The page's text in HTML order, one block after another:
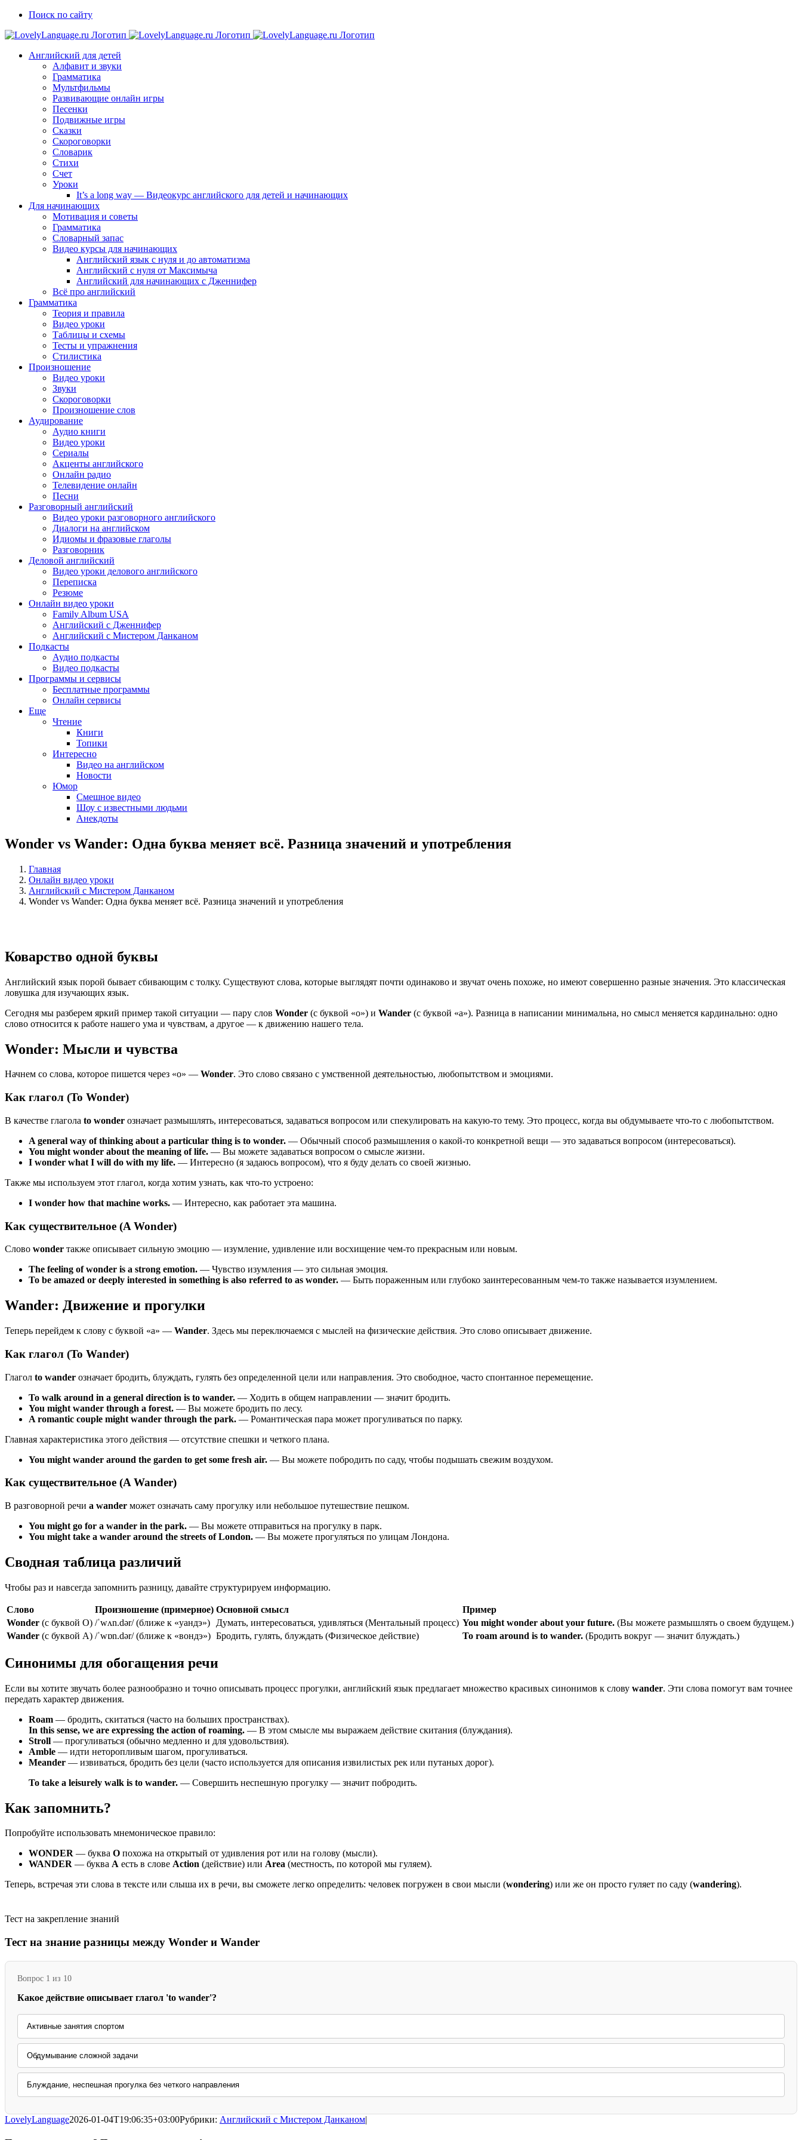
Skip
content
TelegramПоиск по сайту
Английский для детей
Алфавит и звуки
Грамматика
Мультфильмы
Развивающие онлайн игры
Песенки
Подвижные игры
Сказки
Скороговорки
Словарик
Стихи
Счет
Уроки
It’s a long way — Видеокурс английского для детей и начинающих
Для начинающих
Мотивация и советы
Грамматика
Словарный запас
Видео курсы для начинающих
Английский язык с нуля и до автоматизма
Английский с нуля от Максимыча
Английский для начинающих с Дженнифер
Всё про английский
Грамматика
Теория и правила
Видео уроки
Таблицы и схемы
Тесты и упражнения
Стилистика
Произношение
Видео уроки
Звуки
Скороговорки
Произношение слов
Аудирование
Аудио книги
Видео уроки
Сериалы
Акценты английского
Онлайн радио
Телевидение онлайн
Песни
Разговорный английский
Видео уроки разговорного английского
Диалоги на английском
Идиомы и фразовые глаголы
Разговорник
Деловой английский
Видео уроки делового английского
Переписка
Резюме
Онлайн видео уроки
Family Album USA
Английский с Дженнифер
Английский с Мистером Данканом
Подкасты
Аудио подкасты
Видео подкасты
Программы и сервисы
Бесплатные программы
Онлайн сервисы
Еще
Чтение
Книги
Топики
Интересно
Видео на английском
Новости
Юмор
Смешное видео
Шоу с известными людьми
Анекдоты
Wonder vs Wander: Одна буква меняет всё. Разница значений и употребления
Главная
Онлайн видео уроки
Английский с Мистером Данканом
Wonder vs Wander: Одна буква меняет всё. Разница значений и употребления
Коварство одной буквы
Английский язык порой бывает сбивающим с толку. Существуют слова, которые выглядят почти одинаково и звучат очень похоже, но имеют совершенно разные значения. Это классическая
ловушка для изучающих язык.
Сегодня мы разберем яркий пример такой ситуации — пару слов Wonder (с буквой «o») и Wander (с буквой «a»). Разница в написании минимальна, но смысл меняется кардинально: одно
слово относится к работе нашего ума и чувствам, а другое — к движению нашего тела.
Wonder: Мысли и чувства
Начнем со слова, которое пишется через «o» — Wonder. Это слово связано с умственной деятельностью, любопытством и эмоциями.
Как глагол (To Wonder)
В качестве глагола to wonder означает размышлять, интересоваться, задаваться вопросом или спекулировать на какую-то тему. Это процесс, когда вы обдумываете что-то с любопытством.
A general way of thinking about a particular thing is to wonder. — Обычный способ размышления о какой-то конкретной вещи — это задаваться вопросом (интересоваться).
You might wonder about the meaning of life. — Вы можете задаваться вопросом о смысле жизни.
I wonder what I will do with my life. — Интересно (я задаюсь вопросом), что я буду делать со своей жизнью.
Также мы используем этот глагол, когда хотим узнать, как что-то устроено:
I wonder how that machine works. — Интересно, как работает эта машина.
Как существительное (A Wonder)
Слово wonder также описывает сильную эмоцию — изумление, удивление или восхищение чем-то прекрасным или новым.
The feeling of wonder is a strong emotion. — Чувство изумления — это сильная эмоция.
To be amazed or deeply interested in something is also referred to as wonder. — Быть пораженным или глубоко заинтересованным чем-то также называется изумлением.
Wander: Движение и прогулки
Теперь перейдем к слову с буквой «a» — Wander. Здесь мы переключаемся с мыслей на физические действия. Это слово описывает движение.
Как глагол (To Wander)
Глагол to wander означает бродить, блуждать, гулять без определенной цели или направления. Это свободное, часто спонтанное перемещение.
To walk around in a general direction is to wander. — Ходить в общем направлении — значит бродить.
You might wander through a forest. — Вы можете бродить по лесу.
A romantic couple might wander through the park. — Романтическая пара может прогуливаться по парку.
Главная характеристика этого действия — отсутствие спешки и четкого плана.
You might wander around the garden to get some fresh air. — Вы можете побродить по саду, чтобы подышать свежим воздухом.
Как существительное (A Wander)
В разговорной речи a wander может означать саму прогулку или небольшое путешествие пешком.
You might go for a wander in the park. — Вы можете отправиться на прогулку в парк.
You might take a wander around the streets of London. — Вы можете прогуляться по улицам Лондона.
Сводная таблица различий
Чтобы раз и навсегда запомнить разницу, давайте структурируем информацию.
Слово Произношение (примерное) Основной смысл
Пример
Wonder (с буквой O) /ˈwʌn.dər/ (ближе к «уандэ») Думать, интересоваться, удивляться (Ментальный процесс) You might wonder about your future. (Вы можете размышлять о своем будущем.)
Wander (с буквой A) /ˈwɒn.dər/ (ближе к «вондэ») Бродить, гулять, блуждать (Физическое действие) To roam around is to wander. (Бродить вокруг — значит блуждать.)
Синонимы для обогащения речи
Если вы хотите звучать более разнообразно и точно описывать процесс прогулки, английский язык предлагает множество красивых синонимов к слову wander. Эти слова помогут вам точнее
передать характер движения.
Roam — бродить, скитаться (часто на больших пространствах).
In this sense, we are expressing the action of roaming. — В этом смысле мы выражаем действие скитания (блуждания).
Stroll — прогуливаться (обычно медленно и для удовольствия).
Amble — идти неторопливым шагом, прогуливаться.
Meander — извиваться, бродить без цели (часто используется для описания извилистых рек или путаных дорог).
To take a leisurely walk is to wander. — Совершить неспешную прогулку — значит побродить.
Как запомнить?
Попробуйте использовать мнемоническое правило:
WONDER — буква O похожа на открытый от удивления рот или на голову (мысли).
WANDER — буква A есть в слове Action (действие) или Area (местность, по которой мы гуляем).
Теперь, встречая эти слова в тексте или слыша их в речи, вы сможете легко определить: человек погружен в свои мысли (wondering) или же он просто гуляет по саду (wandering).
Тест на закрепление знаний
Тест на знание разницы между Wonder и Wander
Вопрос 1 из 10
Какое действие описывает глагол 'to wander'?
Активные занятия спортом
Обдумывание сложной задачи
Блуждание, неспешная прогулка без четкого направления
LovelyLanguage2026-01-04T19:06:35+03:00Рубрики: Английский с Мистером Данканом|